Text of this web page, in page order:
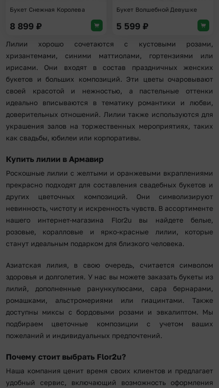
Букет Снежная Королева
8 899 ₽
Букет Волшебной Девушке
5 599 ₽
Лилии хорошо сочетаются с кустовыми розами,
хризантемами, синими маттиолами, гортензиями или
ирисами. Они входят в состав праздничных женских
букетов и больших композиций. Эти цветы очаровывают
своей красотой и нежностью, а пастельные оттенки
идеально вписываются в тематику романтики и любви,
доверительных отношений. Лилии также используются для
украшения залов на торжественных мероприятиях, таких
как свадьбы, юбилеи или корпоративы.
Купить лилии в Армавир
Роскошные лилии с желтыми и оранжевыми вкраплениями
прекрасно подходят для составления свадебных букетов и
других цветочных композиций. Они символизируют
невинность, чистоту и искренность чувств. В ассортименте
нашего интернет-магазина Flor2u вы найдете белые,
розовые, коралловые и ярко-красные лилии, которые
станут идеальным подарком для близкого человека.
Азиатская лилия, в свою очередь, считается символом
здоровья и долголетия. У нас вы можете заказать букеты из
лилий, дополненные ранункулюсами, сара бернарами,
ромашками, альстромериями или гиацинтами. Также
доступны миксы с бордовыми розами и эвкалиптом. Мы
подбираем цветочные композиции с учетом ваших
пожеланий и индивидуальных предпочтений.
Почему стоит выбрать Flor2u?
Наша компания ценит время своих клиентов и предлагает
удобный сервис, включающий возможность оформления